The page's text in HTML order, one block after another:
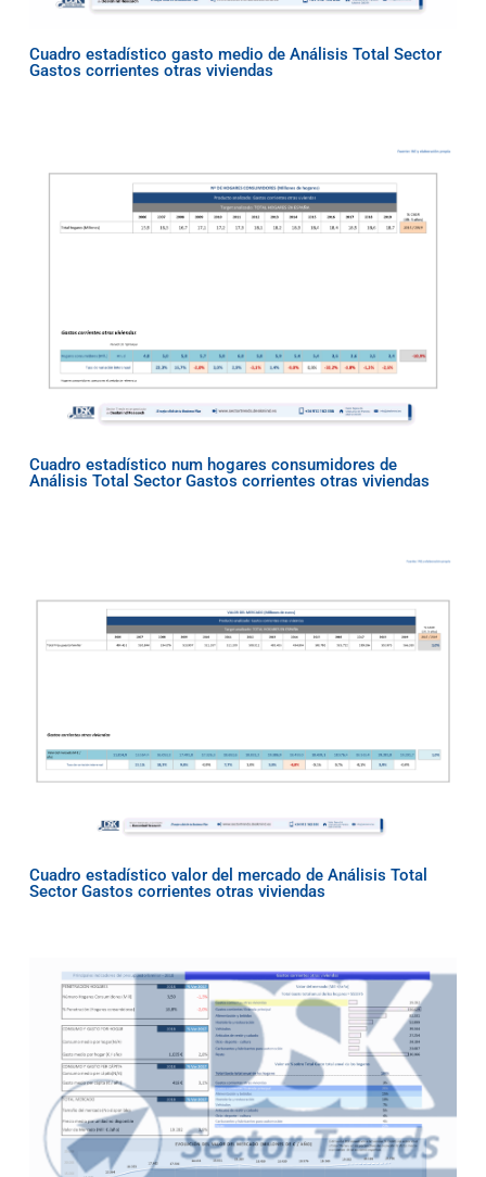
Cuadro estadístico gasto medio de Análisis Total Sector
Gastos corrientes otras viviendas
Cuadro estadístico num hogares consumidores de
Análisis Total Sector Gastos corrientes otras viviendas
Cuadro estadístico valor del mercado de Análisis Total
Sector Gastos corrientes otras viviendas